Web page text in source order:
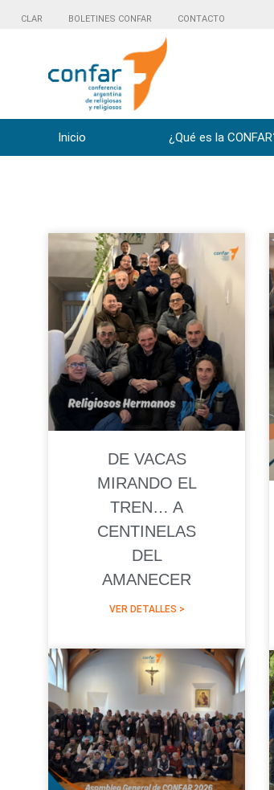
CLAR BOLETINES CONFAR CONTACTO
Inicio ¿Qué es la
DE VACAS
MIRANDO EL
TREN… A
CENTINELAS
DEL
AMANECER
VER DETALLES >